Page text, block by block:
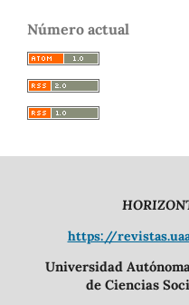
Número actual
https://
Universidad
de Ciencias